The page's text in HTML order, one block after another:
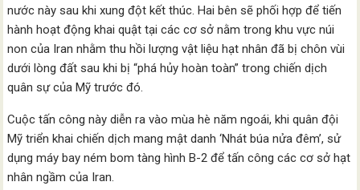
nước này sau khi xung đột kết thúc. Hai bên sẽ phối hợp để tiến
hành hoạt động khai quật tại các cơ sở nằm trong khu vực núi
non của Iran nhằm thu hồi lượng vật liệu hạt nhân đã bị chôn vùi
dưới lòng đất sau khi bị “phá hủy hoàn toàn” trong chiến dịch
quân sự của Mỹ trước đó.
Cuộc tấn công này diễn ra vào mùa hè năm ngoái, khi quân đội
Mỹ triển khai chiến dịch mang mật danh ‘Nhát búa nửa đêm’, sử
dụng máy bay ném bom tàng hình B-2 để tấn công các cơ sở hạt
nhân ngầm của Iran.